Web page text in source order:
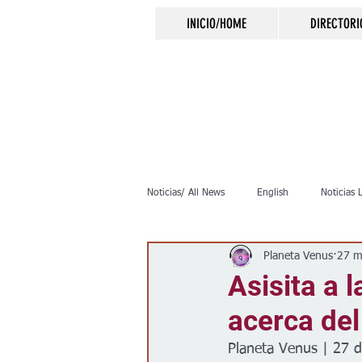
INICIO/HOME
Noticias/ All News English Noticias
Inmigración Crimen
Clima Vivienda
Asisita a
acerca
Planeta Venus 27
Planeta Venus | 27